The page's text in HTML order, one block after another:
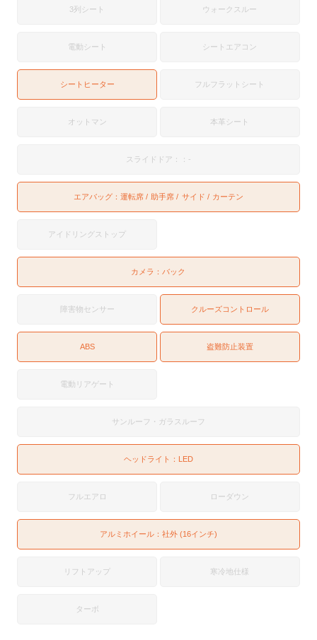
3列シート ウォークスルー
電動シート シートエアコン
シートヒーター フルフラットシート
オットマン 本革シート
スライドドア：：-
エアバッグ： 運転席 助手席 サイド カーテン
アイドリングストップ
カメラ： バック
障害物センサー クルーズコントロール
ABS 盗難防止装置
電動リアゲート
サンルーフ・ガラスルーフ
ヘッドライト： LED
フルエアロ ローダウン
アルミホイール：社外 (16インチ)
リフトアップ 寒冷地仕様
ターボ